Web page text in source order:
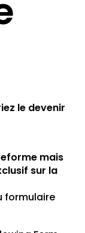
le devenir
mais
sur la
formulaire